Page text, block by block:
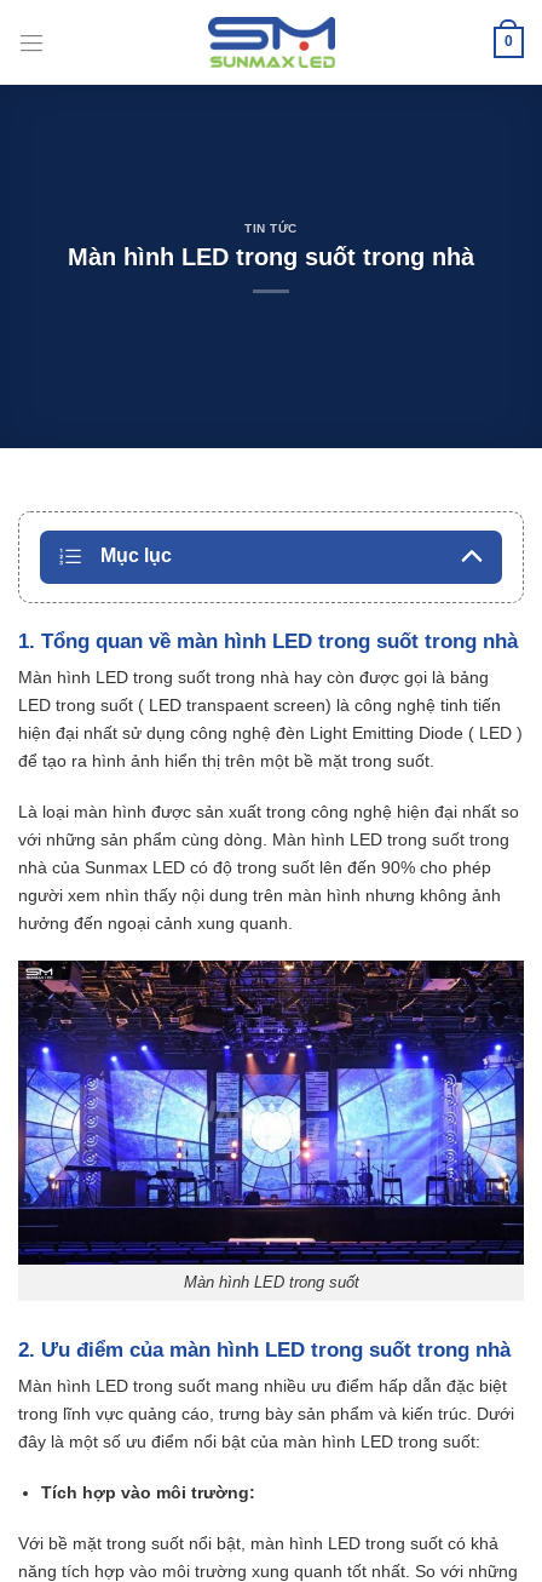
qua
0
TIN TỨC
Màn hình LED trong suốt trong nhà
Mục lục
1. Tổng quan về màn hình LED trong suốt trong nhà
Màn hình LED trong suốt trong nhà hay còn được gọi là bảng
LED trong suốt ( LED transpaent screen) là công nghệ tinh tiến
hiện đại nhất sử dụng công nghệ đèn Light Emitting Diode ( LED )
để tạo ra hình ảnh hiển thị trên một bề mặt trong suốt.
Là loại màn hình được sản xuất trong công nghệ hiện đại nhất so
với những sản phẩm cùng dòng. Màn hình LED trong suốt trong
nhà của Sunmax LED có độ trong suốt lên đến 90% cho phép
người xem nhìn thấy nội dung trên màn hình nhưng không ảnh
hưởng đến ngoại cảnh xung quanh.
Màn hình LED trong suốt
2. Ưu điểm của màn hình LED trong suốt trong nhà
Màn hình LED trong suốt mang nhiều ưu điểm hấp dẫn đặc biệt
trong lĩnh vực quảng cáo, trưng bày sản phẩm và kiến trúc. Dưới
đây là một số ưu điểm nổi bật của màn hình LED trong suốt:
Tích hợp vào môi trường:
Với bề mặt trong suốt nổi bật, màn hình LED trong suốt có khả
năng tích hợp vào môi trường xung quanh tốt nhất. So với những